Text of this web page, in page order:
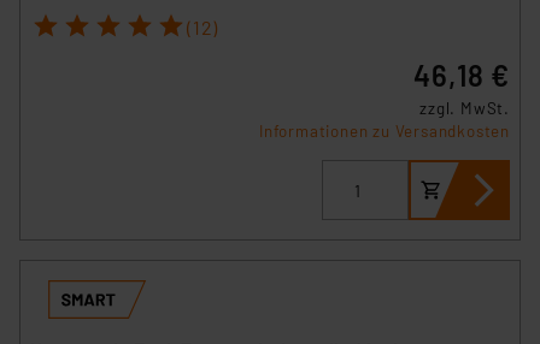
1 2 3 4 5 (12)
46,18 €
zzgl. MwSt.
Informationen zu Versandkosten